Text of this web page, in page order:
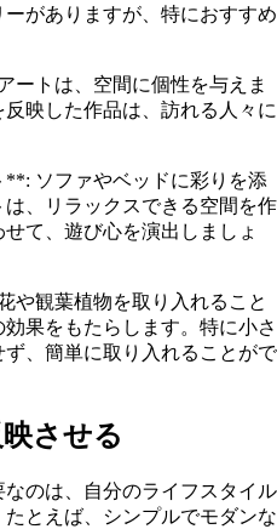
がありますが、特におすすめ
ートは、空間に個性を与えま
映した作品は、訪れる人々に
ソファやベッドに彩りを添
、リラックスできる空間を作
て、遊び心を演出しましょ
や観葉植物を取り入れること
果をもたらします。特に小さ
、簡単に取り入れることがで
させる
のは、自分のライフスタイル
とえば、シンプルでモダンな